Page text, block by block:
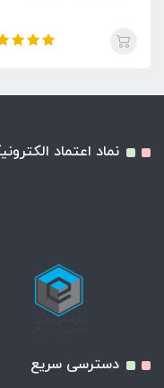
نماد اعتماد
دسترسی سریع